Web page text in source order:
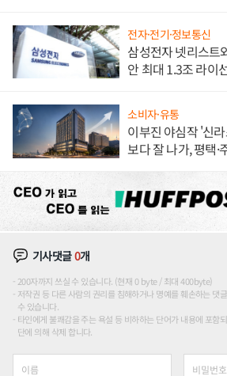
전자·전기·정보통신
삼성전자 넷리스트
안 최대 1.3조 라이
소비자·유통
이부진 야심작 '신
보다 잘 나가, 평택·
기사댓글0개
200자까지 쓰실 수 있습니다. (현재 0 byte / 최대 400byte)
저작권 등 다른 사람의 권리를 침해하거나 명예를 훼손하는 댓
수 있습니다.
타인에게 불쾌감을 주는 욕설 등 비하하는 단어가 내용에 포함
단에 의해 삭제 합니다.